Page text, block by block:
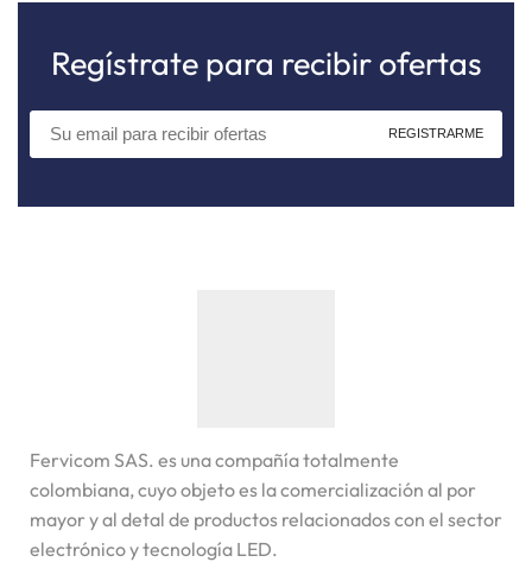
Regístrate para recibir ofertas
Fervicom SAS. es una compañía totalmente
colombiana, cuyo objeto es la comercialización al por
mayor y al detal de productos relacionados con el sector
electrónico y tecnología LED.